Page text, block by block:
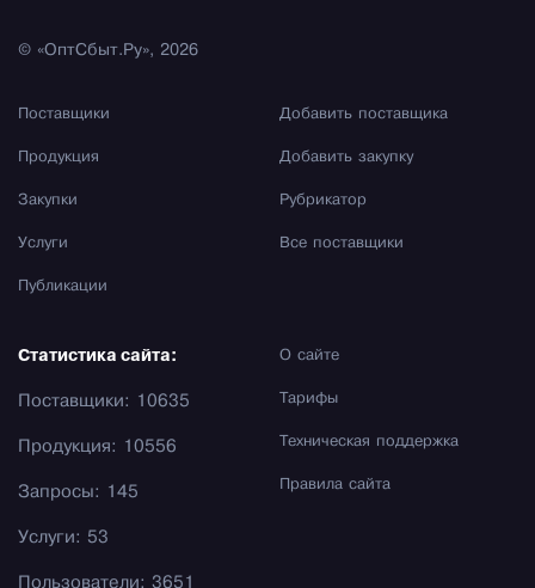
© «ОптСбыт.Ру», 2026
Поставщики
Продукция
Закупки
Услуги
Публикации
Добавить поставщика
Добавить закупку
Рубрикатор
Все поставщики
О сайте
Тарифы
Техническая поддержка
Правила сайта
Статистика сайта:
Поставщики: 10635
Продукция: 10556
Запросы: 145
Услуги: 53
Пользователи: 3651